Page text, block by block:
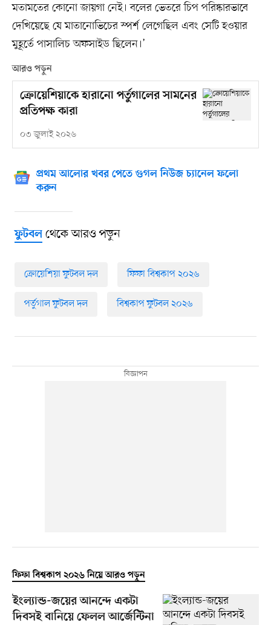
মতামতের কোনো জায়গা নেই। বলের ভেতরে চিপ পরিষ্কারভাবে
দেখিয়েছে যে মাতানোভিচের স্পর্শ লেগেছিল এবং সেটি হওয়ার
মুহূর্তে পাসালিচ অফসাইড ছিলেন।’
আরও পড়ুন
ক্রোয়েশিয়াকে হারানো পর্তুগালের সামনের
প্রতিপক্ষ কারা
০৩ জুলাই ২০২৬
প্রথম আলোর খবর পেতে গুগল নিউজ চ্যানেল ফলো
করুন
ফুটবলথেকে আরও পড়ুন
ক্রোয়েশিয়া ফুটবল দল ফিফা বিশ্বকাপ ২০২৬
পর্তুগাল ফুটবল দল বিশ্বকাপ ফুটবল ২০২৬
ফিফা বিশ্বকাপ ২০২৬ নিয়ে আরও পড়ুন
ইংল্যান্ড-জয়ের আনন্দে একটা
দিবসই বানিয়ে ফেলল আর্জেন্টিনা